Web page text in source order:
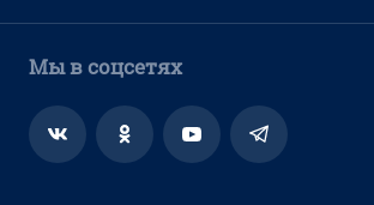
Мы в соцсетях